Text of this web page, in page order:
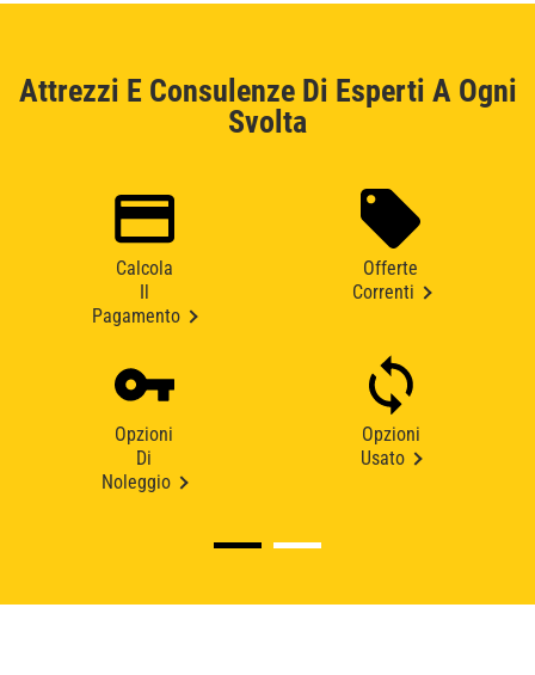
Attrezzi E Consulenze Di Esperti A Ogni
Svolta
Calcola
Pagamento
Offerte
Correnti
Opzioni
Di
Noleggio
Opzioni
Usato